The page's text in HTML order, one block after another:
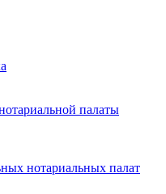
палаты
нотариальных палат